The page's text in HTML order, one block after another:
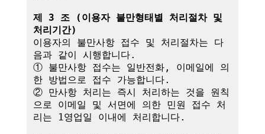
제 3 조 (이용자 불만형태별 처리절차 및
처리기간)
이용자의 불만사항 접수 및 처리절차는 다
음과 같이 시행합니다.
① 불만사항 접수는 일반전화, 이메일에 의
한 방법으로 접수 가능합니다.
② 만사항 처리는 즉시 처리하는 것을 원칙
으로 이메일 및 서면에 의한 민원 접수 처
리는 1영업일 이내에 처리합니다.